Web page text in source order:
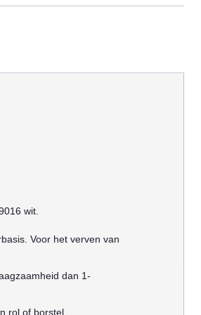
wit.
Voor het verven van
dan 1-
rol of borstel.